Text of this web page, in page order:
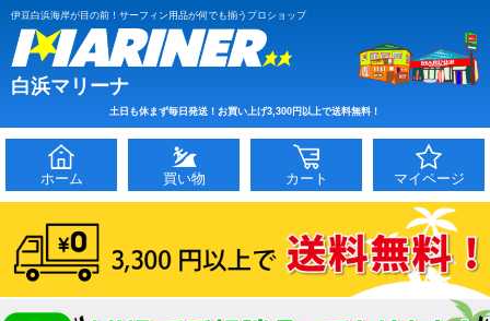
伊豆白浜海岸が目の前！サーフィン用品が何でも揃うプロショップ
白浜マリーナ
土日も休まず毎日発送！お買い上げ3,300円以上で送料無料！
ホーム 買い物 カート マイページ